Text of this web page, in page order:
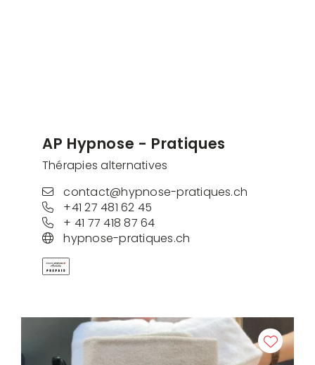
AP Hypnose - Pratiques
Thérapies alternatives
contact@hypnose-pratiques.ch
+41 27 481 62 45
+ 41 77 418 87 64
hypnose-pratiques.ch